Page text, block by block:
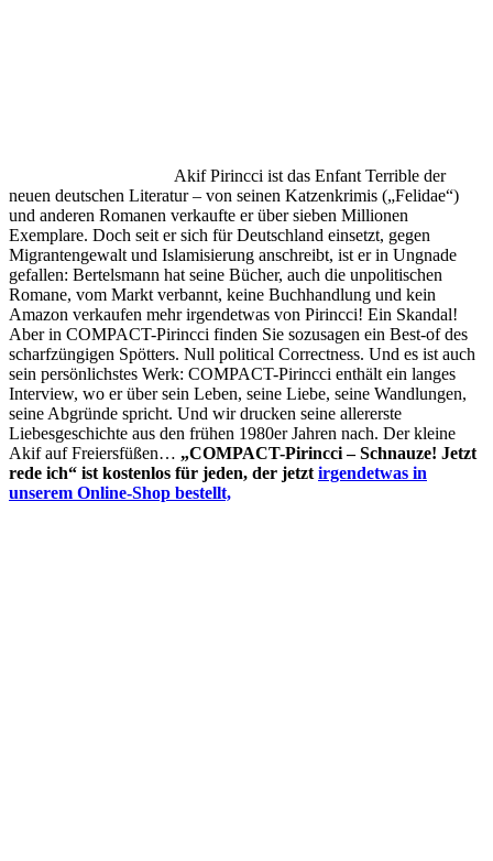
Akif Pirincci ist das Enfant Terrible der
neuen deutschen Literatur – von seinen Katzenkrimis („Felidae“)
und anderen Romanen verkaufte er über sieben Millionen
Exemplare. Doch seit er sich für Deutschland einsetzt, gegen
Migrantengewalt und Islamisierung anschreibt, ist er in Ungnade
gefallen: Bertelsmann hat seine Bücher, auch die unpolitischen
Romane, vom Markt verbannt, keine Buchhandlung und kein
Amazon verkaufen mehr irgendetwas von Pirincci! Ein Skandal!
Aber in COMPACT-Pirincci finden Sie sozusagen ein Best-of des
scharfzüngigen Spötters. Null political Correctness. Und es ist auch
sein persönlichstes Werk: COMPACT-Pirincci enthält ein langes
Interview, wo er über sein Leben, seine Liebe, seine Wandlungen,
seine Abgründe spricht. Und wir drucken seine allererste
Liebesgeschichte aus den frühen 1980er Jahren nach. Der kleine
Akif auf Freiersfüßen… „COMPACT-Pirincci – Schnauze! Jetzt
rede ich“ ist kostenlos für jeden, der jetzt irgendetwas in
unserem Online-Shop bestellt,